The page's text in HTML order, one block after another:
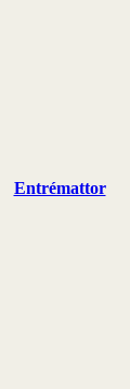
Entrémattor